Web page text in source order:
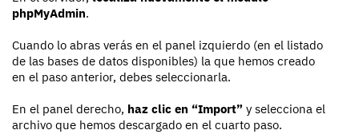
phpMyAdmin.
Cuando lo abras verás en el panel izquierdo (en el listado
de las bases de datos disponibles) la que hemos creado
en el paso anterior, debes seleccionarla.
En el panel derecho, haz clic en “Import” y selecciona el
archivo que hemos descargado en el cuarto paso.